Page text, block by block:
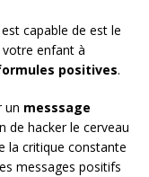
capable de est le
votre enfant à
positives.
un messsage
de hacker le cerveau
la critique constante
messages positifs